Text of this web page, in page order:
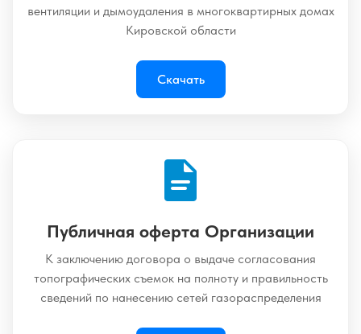
вентиляции и дымоудаления в многоквартирных домах
Кировской области
Скачать
Публичная оферта Организации
К заключению договора о выдаче согласования
топографических съемок на полноту и правильность
сведений по нанесению сетей газораспределения